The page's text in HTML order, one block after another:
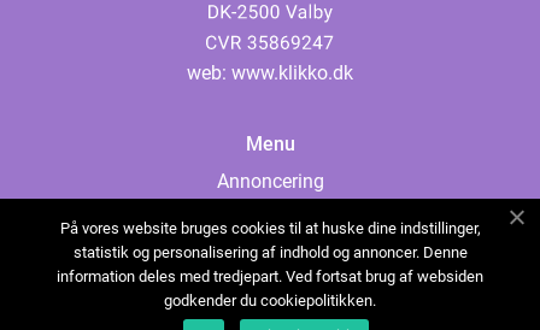
web: www.klikko.dk
Menu
Annoncering
Cookies
Kontakt os
Sitemap
På vores website bruges cookies til at huske dine indstillinger,
statistik og personalisering af indhold og annoncer. Denne
information deles med tredjepart. Ved fortsat brug af websiden
godkender du cookiepolitikken.